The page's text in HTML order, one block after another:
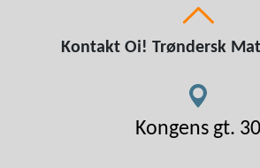
Kontakt Oi! Trøndersk
Kongens gt. 30